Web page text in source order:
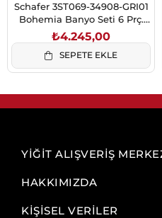
Schafer 3ST069-34908-GRI01
Bohemia Banyo Seti 6 Prç.
Gri/Pudra
₺4.245,00
SEPETE EKLE
YİĞİT ALIŞVERİŞ
HAKKIMIZDA
KİŞİSEL VERİLER